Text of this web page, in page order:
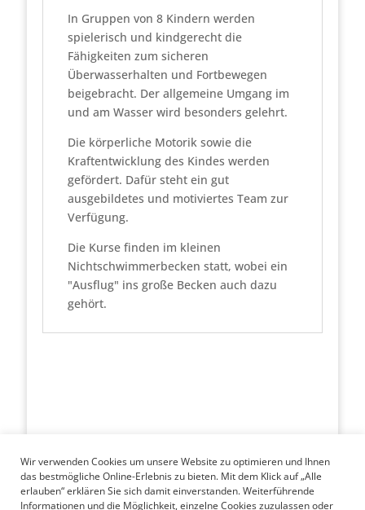
In Gruppen von 8 Kindern werden
spielerisch und kindgerecht die
Fähigkeiten zum sicheren
Überwasserhalten und Fortbewegen
beigebracht. Der allgemeine Umgang im
und am Wasser wird besonders gelehrt.
Die körperliche Motorik sowie die
Kraftentwicklung des Kindes werden
gefördert. Dafür steht ein gut
ausgebildetes und motiviertes Team zur
Verfügung.
Die Kurse finden im kleinen
Nichtschwimmerbecken statt, wobei ein
"Ausflug" ins große Becken auch dazu
gehört.
Kontakt
Wir verwenden Cookies um unsere Website zu optimieren und Ihnen
das bestmögliche Online-Erlebnis zu bieten. Mit dem Klick auf „Alle
erlauben“ erklären Sie sich damit einverstanden. Weiterführende
Informationen und die Möglichkeit, einzelne Cookies zuzulassen oder